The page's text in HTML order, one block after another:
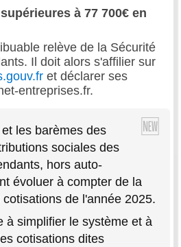
à 77 700€ en
relève de la Sécurité
Il doit alors s'affilier sur
et déclarer ses
entreprises.fr.
les barèmes des
sociales des
hors auto-
évoluer à compter de la
de l'année 2025.
à simplifier le système et à
cotisations dites